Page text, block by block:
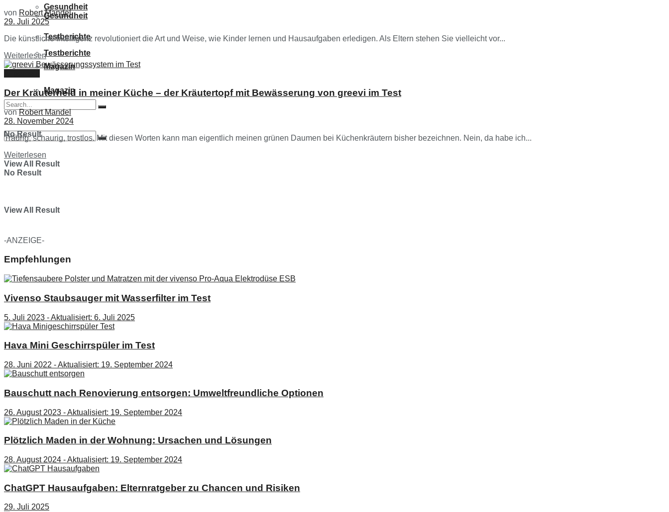
Gesundheit
Testberichte
Magazin
No Result
View All Result
Gesundheit
Testberichte
Magazin
No Result
View All Result
von Robert Mandel
29. Juli 2025
Die künstliche Intelligenz revolutioniert die Art und Weise, wie Kinder lernen und Hausaufgaben erledigen. Als Eltern stehen Sie vielleicht vor...
WeiterlesenDetails
Der Kräuterheld in meiner Küche – der Kräutertopf mit Bewässerung von greevi im Test
von Robert Mandel
28. November 2024
Traurig, schaurig, trostlos. Mit diesen Worten kann man eigentlich meinen grünen Daumen bei Küchenkräutern bisher bezeichnen. Nein, da habe ich...
Weiterlesen
-ANZEIGE-
Empfehlungen
Vivenso Staubsauger mit Wasserfilter im Test
5. Juli 2023 - Aktualisiert: 6. Juli 2025
Hava Mini Geschirrspüler im Test
28. Juni 2022 - Aktualisiert: 19. September 2024
Bauschutt nach Renovierung entsorgen: Umweltfreundliche Optionen
26. August 2023 - Aktualisiert: 19. September 2024
Plötzlich Maden in der Wohnung: Ursachen und Lösungen
28. August 2024 - Aktualisiert: 19. September 2024
ChatGPT Hausaufgaben: Elternratgeber zu Chancen und Risiken
29. Juli 2025